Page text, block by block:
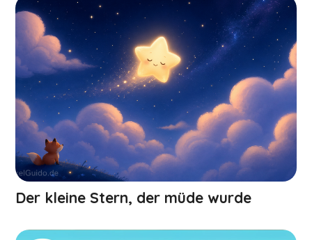
Der kleine Stern, der müde wurde